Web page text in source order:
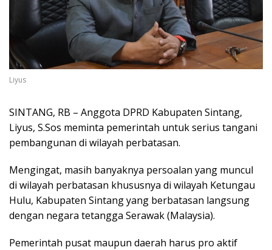
Liyus
SINTANG, RB – Anggota DPRD Kabupaten Sintang,
Liyus, S.Sos meminta pemerintah untuk serius tangani
pembangunan di wilayah perbatasan.
Mengingat, masih banyaknya persoalan yang muncul
di wilayah perbatasan khususnya di wilayah Ketungau
Hulu, Kabupaten Sintang yang berbatasan langsung
dengan negara tetangga Serawak (Malaysia).
Pemerintah pusat maupun daerah harus pro aktif